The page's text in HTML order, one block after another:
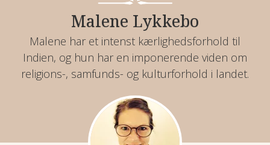
Malene Lykkebo
Malene har et intenst kærlighedsforhold til
Indien, og hun har en imponerende viden om
religions-, samfunds- og kulturforhold i landet.